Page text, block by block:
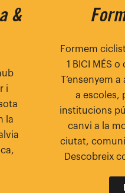
&
i
la
Formem
1 BICI MÉS
T’ensenyem
a escoles,
institucions
canvi a la
ciutat,
Descobreix